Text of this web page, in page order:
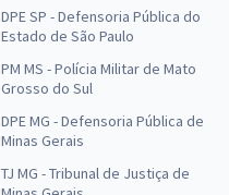
DPE SP - Defensoria Pública do
Estado de São Paulo
PM MS - Polícia Militar de Mato
Grosso do Sul
DPE MG - Defensoria Pública de
Minas Gerais
TJ MG - Tribunal de Justiça de